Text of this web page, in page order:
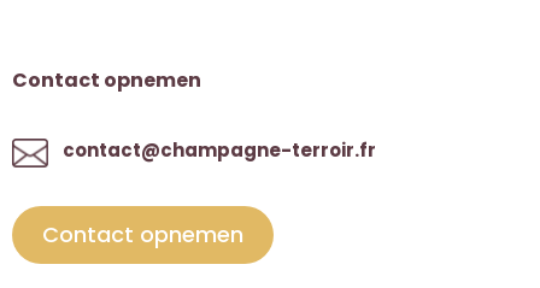
Contact opnemen
contact@champagne-terroir.fr
Contact opnemen